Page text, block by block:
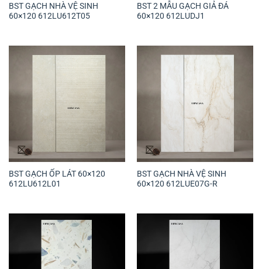
BST GẠCH NHÀ VỆ SINH
60×120 612LU612T05
BST 2 MẪU GẠCH GIẢ ĐÁ
60×120 612LUDJ1
BST GẠCH ỐP LÁT 60×120
612LU612L01
BST GẠCH NHÀ VỆ SINH
60×120 612LUE07G-R